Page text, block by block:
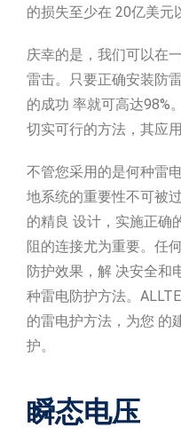
的损失至少在 20亿美元
庆幸的是，我们可以在
雷击。只要正确安装防
的成功 率就可高达98%
切实可行的方法，其应
不管您采用的是何种雷
地系统的重要性不可被
的精良 设计，实施正确
阻的连接尤为重要。任
防护效果，解 决安全和
种雷电防护方法。
的雷电护方法，为您 的
护。
瞬态电压